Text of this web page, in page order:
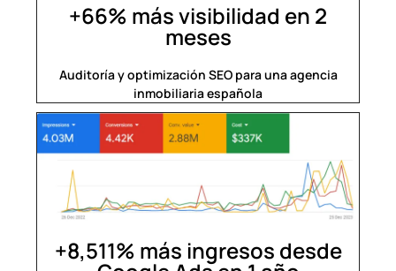
+66% más visibilidad en 2
meses
Auditoría y optimización SEO para una agencia
inmobiliaria española
+8,511% más ingresos desde